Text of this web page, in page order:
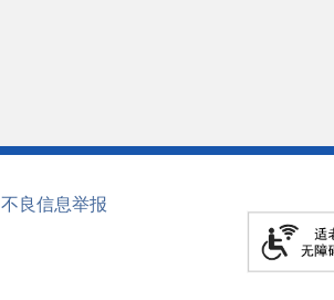
不良信息举报